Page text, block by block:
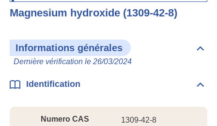
Données
Magnesium hydroxide (1309-42-8)
Informations générales
Dernière vérification le 26/03/2024
Identification
Numero CAS 1309-42-8